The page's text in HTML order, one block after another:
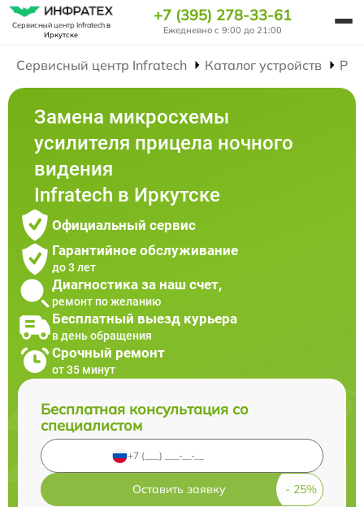
Сервисный центр Infratechв
Иркутске
+7 (395) 278-33-61
Ежедневно с 9:00 до 21:00
Сервисный центр Infratech Каталог устройств
Замена микросхемы
усилителя прицела ночного
видения
Infratech в Иркутске
Официальный сервис
Гарантийное обслуживание
до 3 лет
Диагностика за наш счет,
ремонт по желанию
Бесплатный выезд курьера
в день обращения
Срочный ремонт
от 35 минут
Бесплатная консультация со
специалистом
Оставить заявку